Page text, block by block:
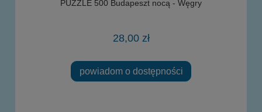
PUZZLE 500 Budapeszt nocą - Węgry
28,00 zł
powiadom o dostępności